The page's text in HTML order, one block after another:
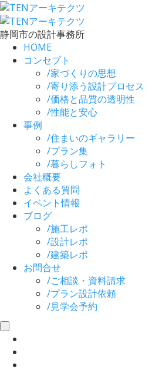
静岡市の設計事務所
HOME
コンセプト
/家づくりの思想
/寄り添う設計プロセス
/価格と品質の透明性
/性能と安心
事例
/住まいのギャラリー
/プラン集
/暮らしフォト
会社概要
よくある質問
イベント情報
ブログ
/施工レポ
/設計レポ
/建築レポ
お問合せ
/ご相談・資料請求
/プラン設計依頼
/見学会予約
toggle
navigation